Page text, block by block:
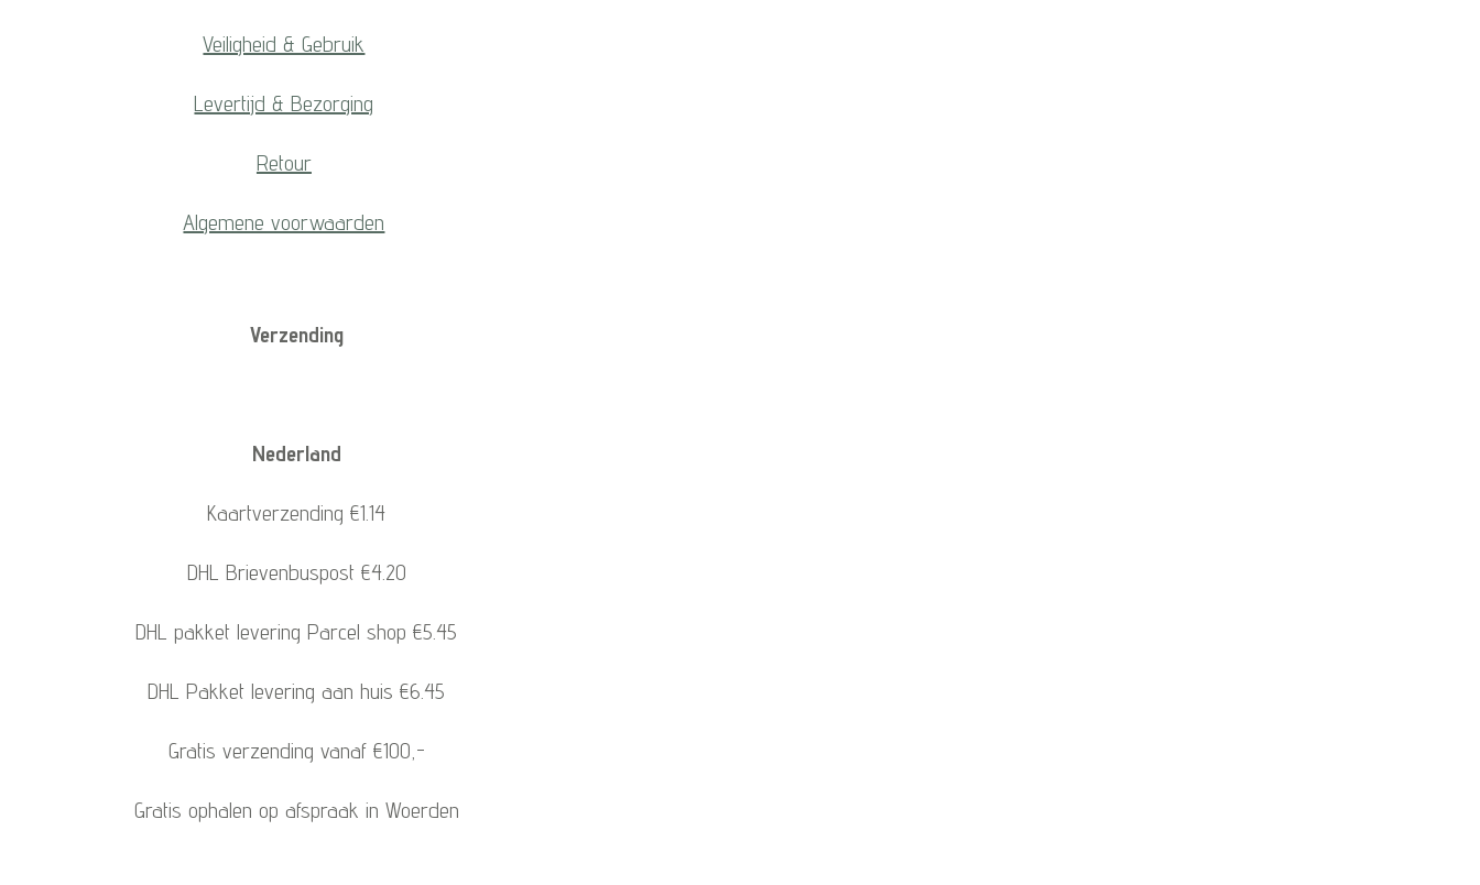
Veiligheid & Gebruik
Levertijd & Bezorging
Retour
Algemene voorwaarden
Verzending
Nederland
Kaartverzending €1.14
DHL Brievenbuspost €4.20
DHL pakket levering Parcel shop €5.45
DHL Pakket levering aan huis €6.45
Gratis verzending vanaf €100,-
Gratis ophalen op afspraak in Woerden